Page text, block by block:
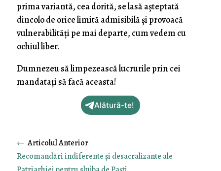
prima variantă, cea dorită, se lasă așteptată
dincolo de orice limită admisibilă și provoacă
vulnerabilități pe mai departe, cum vedem cu
ochiul liber.
Dumnezeu să limpezească lucrurile prin cei
mandatați să facă aceasta!
Alătură-te!
←
Recomandări indiferente și desacralizante ale